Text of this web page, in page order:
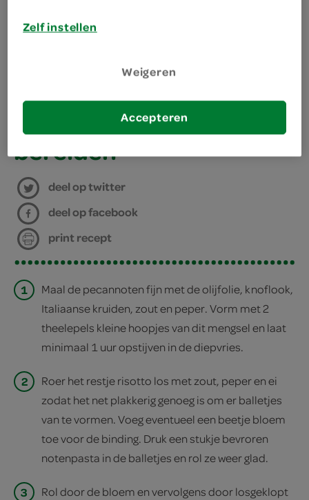
bereiden
deel op twitter
deel op facebook
print recept
1
Maal de pecannoten fijn met de olijfolie, knoflook,
Italiaanse kruiden, zout en peper. Vorm met 2
theelepels kleine hoopjes van dit mengsel en laat
minimaal 1 uur opstijven in de diepvries.
2
Roer het restje risotto los met zout, peper en ei
zodat het net plakkerig genoeg is om er balletjes
van te vormen. Voeg eventueel een beetje bloem
toe voor de binding. Druk een stukje bevroren
notenpasta in de balletjes en rol ze weer glad.
3
Rol door de bloem en vervolgens door losgeklopt
Zelf instellen
Weigeren
Accepteren